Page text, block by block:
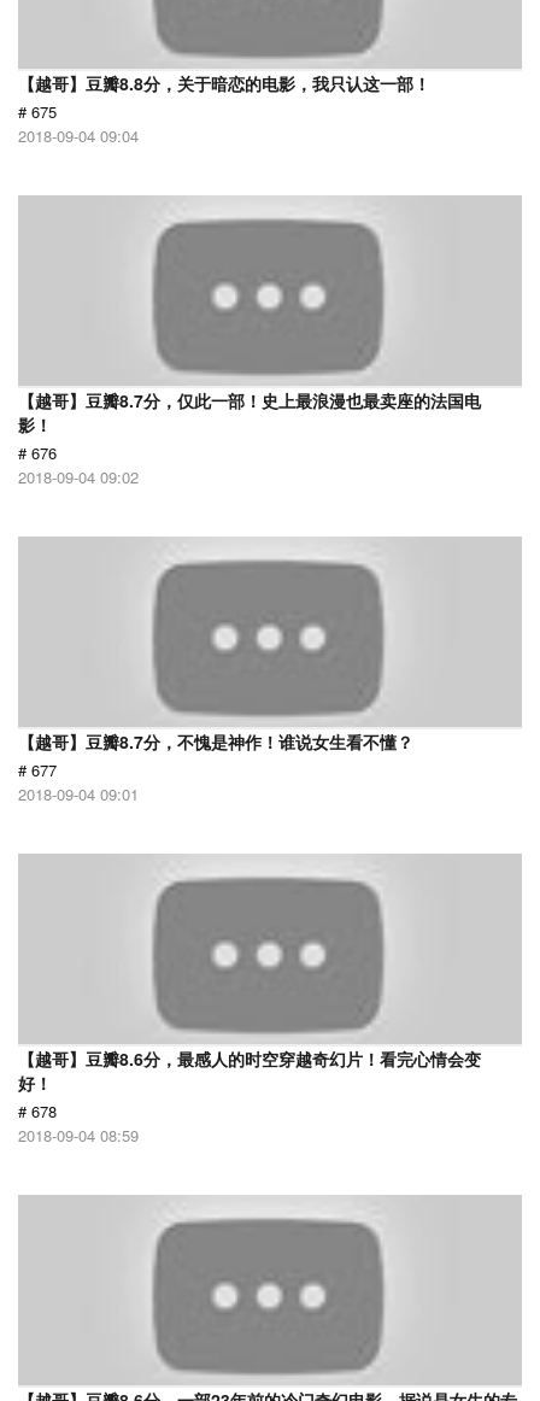
【越哥】豆瓣8.8分，关于暗恋的电影，我只认这一部！
# 675
2018-09-04 09:04
【越哥】豆瓣8.7分，仅此一部！史上最浪漫也最卖座的法国电
影！
# 676
2018-09-04 09:02
【越哥】豆瓣8.7分，不愧是神作！谁说女生看不懂？
# 677
2018-09-04 09:01
【越哥】豆瓣8.6分，最感人的时空穿越奇幻片！看完心情会变
好！
# 678
2018-09-04 08:59